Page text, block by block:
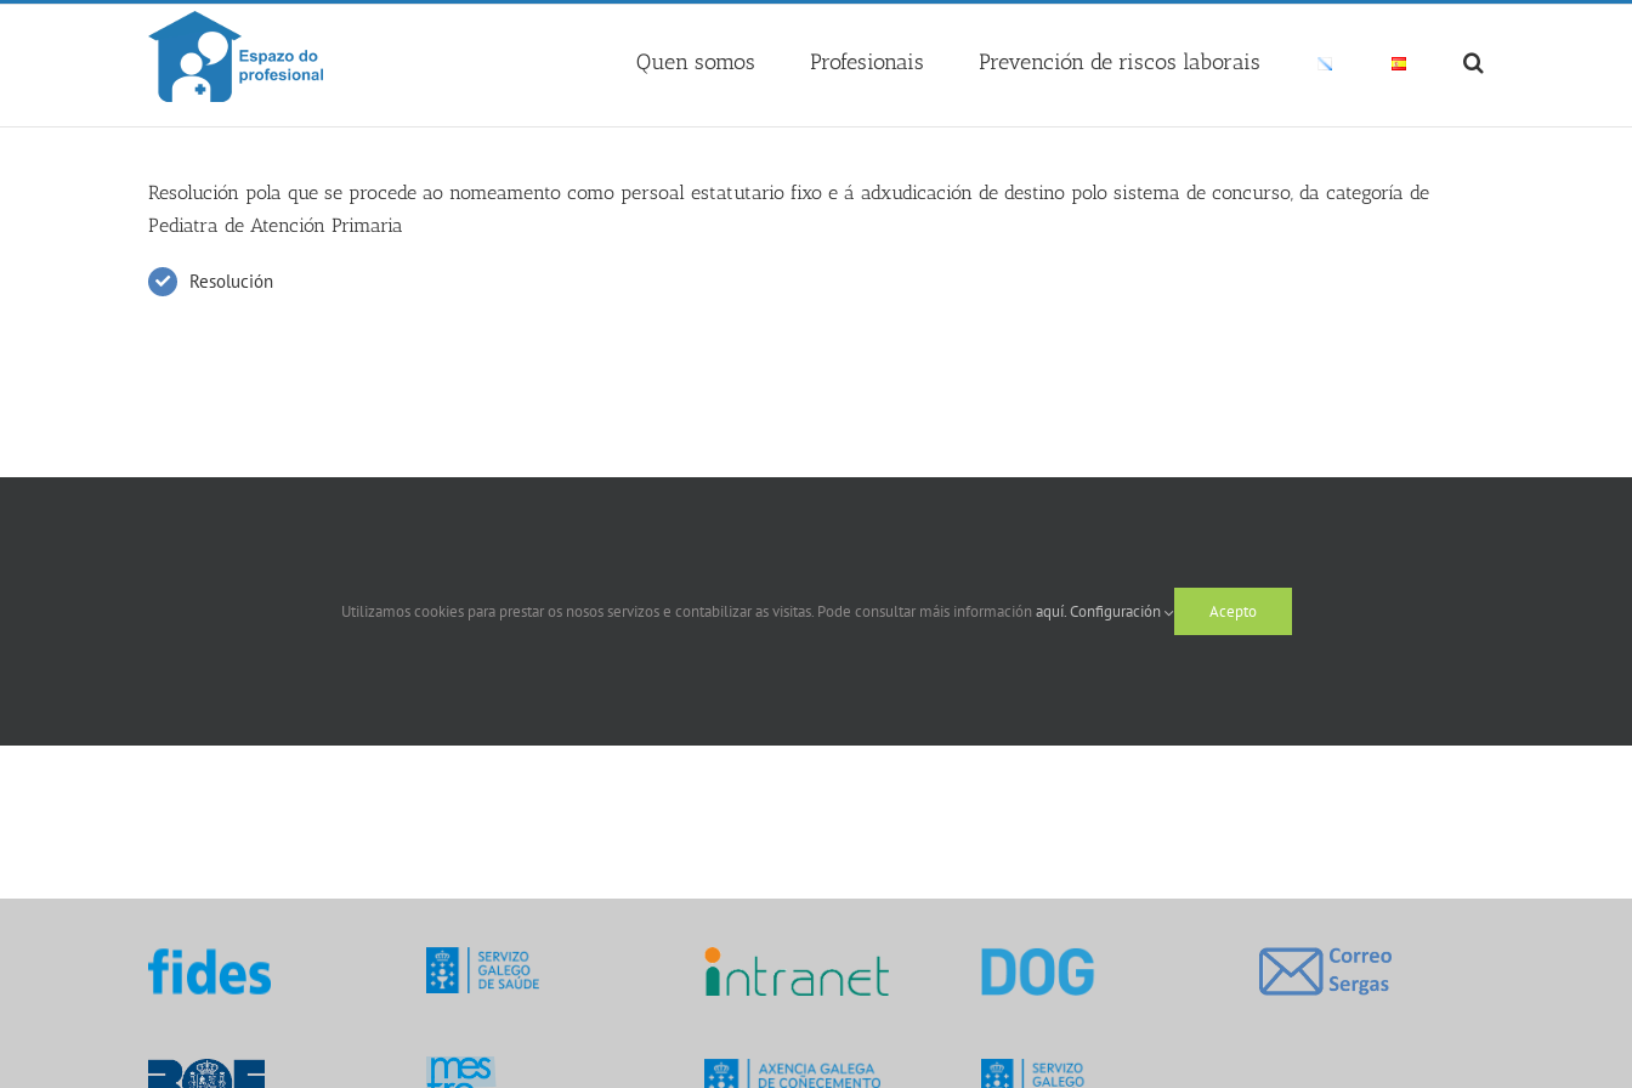
Skip
Quen somos Profesionais Prevención de riscos laborais
Resolución pola que se procede ao nomeamento como persoal estatutario fixo e á adxudicación de destino polo sistema de concurso, da categoría de
Pediatra de Atención Primaria
Resolución
Utilizamos cookies para prestar os nosos servizos e contabilizar as visitas. Pode consultar máis información aquí.Configuración Acepto